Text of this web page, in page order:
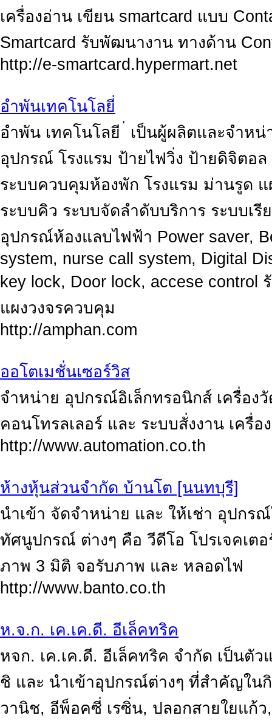
เครื่องอ่าน เขียน smartcard แบบ
Smartcard รับพัฒนางาน ทางด้าน
http://e-smartcard.hypermart.net
อำพันเทคโนโลยี่
อำพัน เทคโนโลยี ่ เป็นผู้ผลิตและจำห
อุปกรณ์ โรงแรม ป้ายไฟวิ่ง ป้ายดิจิตอล
ระบบควบคุมห้องพัก โรงแรม ม่านรูด
ระบบคิว ระบบจัดลำดับบริการ ระบบเ
อุปกรณ์ห้องแลบไฟฟ้า Power saver,
system, nurse call system, Digital
key lock, Door lock, accese
แผงวงจรควบคุม
http://amphan.com
ออโตเมชั่นเซอร์วิส
จำหน่าย อุปกรณ์อิเล็กทรอนิกส์ เครื่อ
คอนโทรลเลอร์ และ ระบบสั่งงาน เครื่
http://www.automation.co.th
ห้างหุ้นส่วนจำกัด บ้านโต [นนทบุรี]
นำเข้า จัดจำหน่าย และ ให้เช่า อุปกร
ทัศนูปกรณ์ ต่างๆ คือ วีดีโอ โปรเจคเต
ภาพ 3 มิติ จอรับภาพ และ หลอดไฟ
http://www.banto.co.th
ห.จ.ก. เค.เค.ดี. อีเล็คทริค
หจก. เค.เค.ดี. อีเล็คทริค จำกัด เป็นตั
ชิ และ นำเข้าอุปกรณ์ต่างๆ ที่สำคัญใน
วานิช, อีพ็อคซี่ เรซิ่น, ปลอกสายใยแก้